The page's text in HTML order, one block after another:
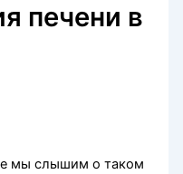
печени в
мы слышим о таком